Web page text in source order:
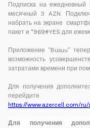
Подписка на
месячный 3 AZN.
набрать на экране
пакет и *969#YES для
Приложение "Busuu"
возможность
затратами времени при
Для получения
https://www.azercell.com/
Для получения